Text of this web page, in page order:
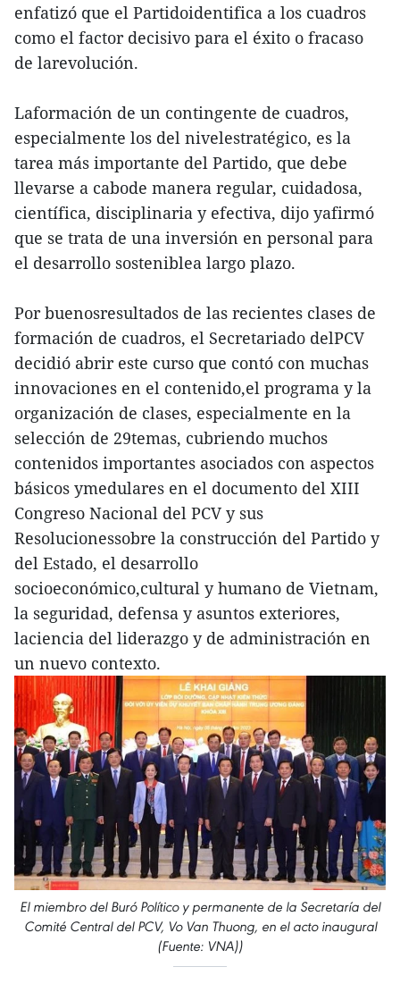
enfatizó que el Partidoidentifica a los cuadros
como el factor decisivo para el éxito o fracaso
de larevolución.
Laformación de un contingente de cuadros,
especialmente los del nivelestratégico, es la
tarea más importante del Partido, que debe
llevarse a cabode manera regular, cuidadosa,
científica, disciplinaria y efectiva, dijo yafirmó
que se trata de una inversión en personal para
el desarrollo sosteniblea largo plazo.
Por buenosresultados de las recientes clases de
formación de cuadros, el Secretariado delPCV
decidió abrir este curso que contó con muchas
innovaciones en el contenido,el programa y la
organización de clases, especialmente en la
selección de 29temas, cubriendo muchos
contenidos importantes asociados con aspectos
básicos ymedulares en el documento del XIII
Congreso Nacional del PCV y sus
Resolucionessobre la construcción del Partido y
del Estado, el desarrollo
socioeconómico,cultural y humano de Vietnam,
la seguridad, defensa y asuntos exteriores,
laciencia del liderazgo y de administración en
un nuevo contexto.
El miembro del Buró Político y permanente de la Secretaría del
Comité Central del PCV, Vo Van Thuong, en el acto inaugural
(Fuente: VNA))